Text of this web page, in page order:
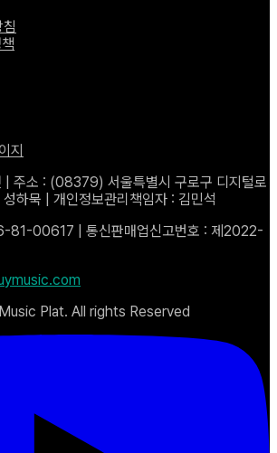
지
| 주소 : (08379) 서울특별시 구로구 디지털로
하묵 | 개인정보관리책임자 : 김민석
81-00617 | 통신판매업신고번호 : 제2022-
Music Plat. All rights Reserved